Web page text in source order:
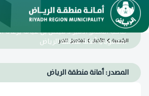
الرئيسية الأخبار تفاصيل الخبر
صاحب السمو الأمير د فيصل بن عياف يرعى
لمنسوبي أمانة منطقة الرياض
المصدر: ‏أمانة منطقة الرياض